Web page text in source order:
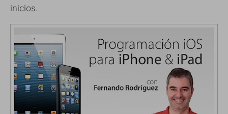
inicios.